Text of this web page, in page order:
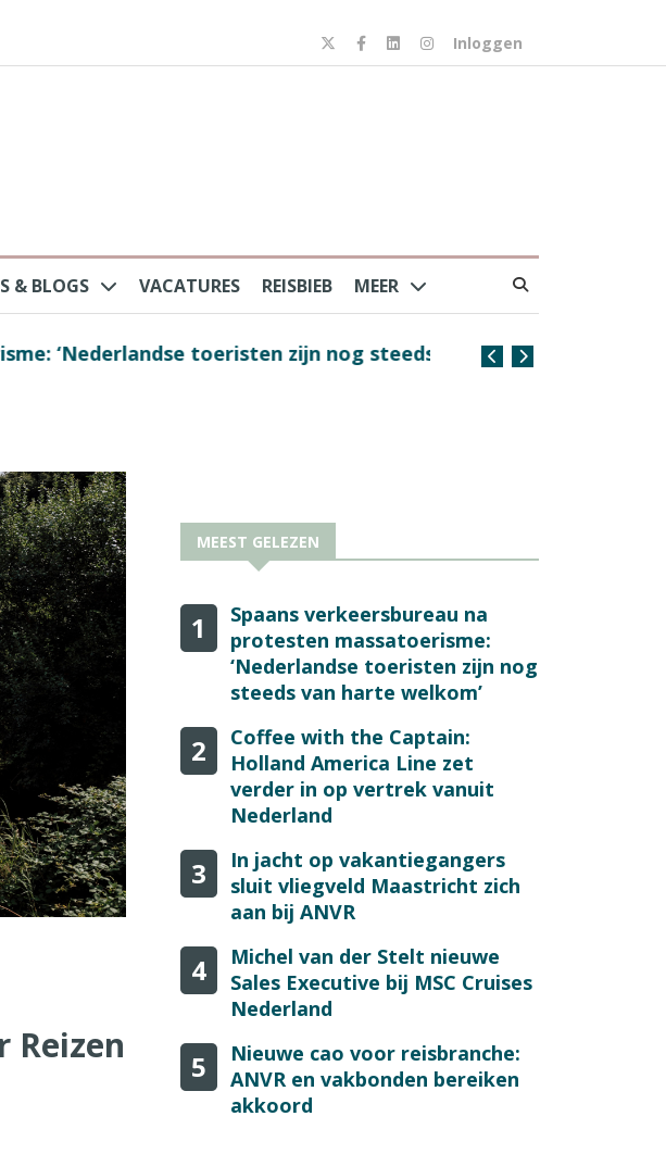
Inloggen
& BLOGS VACATURES REISBIEB MEER
‘Nederlandse toeristen zijn nog steeds
Coffee with the
Reizen
MEEST GELEZEN
1
Spaans verkeersbureau na
protesten massatoerisme:
‘Nederlandse toeristen zijn nog
steeds van harte welkom’
2
Coffee with the Captain:
Holland America Line zet
verder in op vertrek vanuit
Nederland
3
In jacht op vakantiegangers
sluit vliegveld Maastricht zich
aan bij ANVR
4
Michel van der Stelt nieuwe
Sales Executive bij MSC Cruises
Nederland
5
Nieuwe cao voor reisbranche:
ANVR en vakbonden bereiken
akkoord